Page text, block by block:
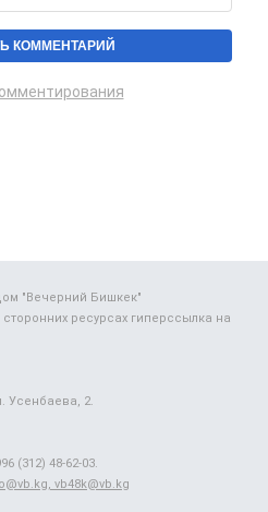
"Вечерний Бишкек"
ресурсах гиперссылка на
Усенбаева, 2.
(312) 48-62-03.
vb48k@vb.kg